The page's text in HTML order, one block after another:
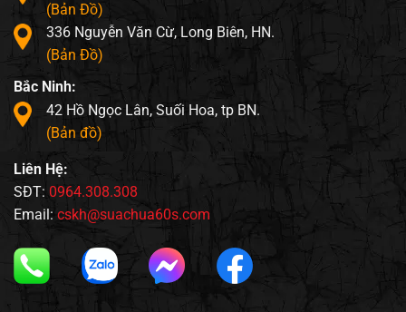
(Bản Đồ)
336 Nguyễn Văn Cừ, Long Biên, HN.
(Bản Đồ)
Bắc Ninh:
42 Hồ Ngọc Lân, Suối Hoa, tp BN.
(Bản đồ)
Liên Hệ:
SĐT: 0964.308.308
Email: cskh@suachua60s.com